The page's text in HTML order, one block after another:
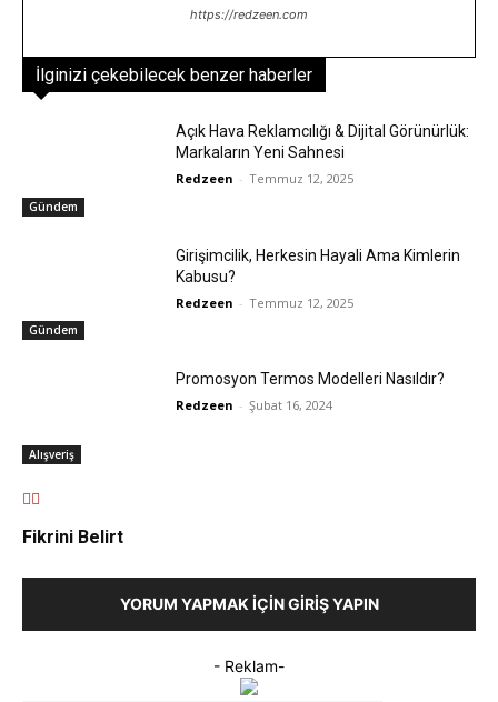
https://redzeen.com
İlginizi çekebilecek benzer haberler
Gündem
Açık Hava Reklamcılığı & Dijital Görünürlük:
Markaların Yeni Sahnesi
Redzeen - Temmuz 12, 2025
Gündem
Girişimcilik, Herkesin Hayali Ama Kimlerin
Kabusu?
Redzeen - Temmuz 12, 2025
Alışveriş
Promosyon Termos Modelleri Nasıldır?
Redzeen - Şubat 16, 2024
Fikrini Belirt
YORUM YAPMAK İÇIN GIRIŞ YAPIN
- Reklam-